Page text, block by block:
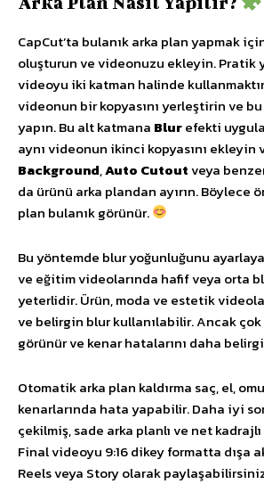
CapCut’ta bulanık arka plan yapmak
oluşturun ve videonuzu ekleyin. Pratik
videoyu iki katman halinde
videonun bir kopyasını yerleştirin ve
yapın. Bu alt katmana Blurefekti
aynı videonun ikinci kopyasını ekleyin
Background,Auto Cutoutveya
da ürünü arka plandan ayırın. Böylece
plan bulanık görünür.
Bu yöntemde blur yoğunluğunu
ve eğitim videolarında hafif veya orta
yeterlidir. Ürün, moda ve estetik
ve belirgin blur kullanılabilir. Ancak
görünür ve kenar hatalarını daha
Otomatik arka plan kaldırma saç, el,
kenarlarında hata yapabilir. Daha iyi
çekilmiş, sade arka planlı ve net
Final videoyu 9:16 dikey formatta dışa
Reels veya Story olarak